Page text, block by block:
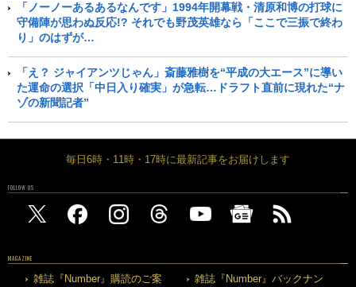
「ノーノーあるあるなんです」1994年開幕戦・清原和博の打球に
守備陣が思わぬ反応!? それでも野茂英雄なら「ここで三振で終わ
り」のはずが…
「え？ ジャイアンツじゃん」斎藤雅樹を“平成の大エース”に導い
た運命の選択「中日入り確実」が急転…ドラフト直前に現れた“ナ
ゾの新聞記者”
毎日6時・11時・17時に最新記事をお届けします
FOLLOW US
MAGAZINE
雑誌『Number』購読のご案
雑誌『Number』バックナン